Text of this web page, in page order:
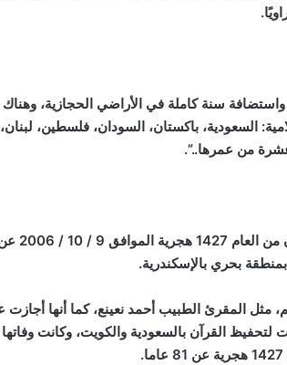
ا.
واستضافة سنة كاملة في الأراضي الحجازية،
السعودية، باكستان، السودان، فلسطين،
عشرة من عمرها..”.
توفيت أم
بحري بالإسكندرية.
مثل المقرئ الطبيب أحمد نعينع، كما أنها
القرآن بالسعودية والكويت، وكانت
.